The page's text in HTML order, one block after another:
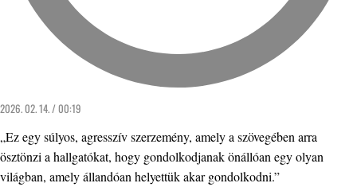
2026. 02. 14. / 00:19
„Ez egy súlyos, agresszív szerzemény, amely a szövegében arra
ösztönzi a hallgatókat, hogy gondolkodjanak önállóan egy olyan
világban, amely állandóan helyettük akar gondolkodni.”